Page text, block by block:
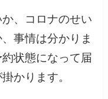
、コロナのせい
事情は分かりま
状態になって届
かります。